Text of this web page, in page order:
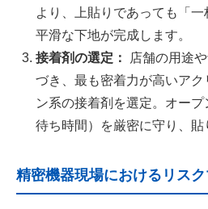
より、上貼りであっても「
平滑な下地が完成します。
接着剤の選定：
店舗の用途
づき、最も密着力が高いア
ン系の接着剤を選定。オー
待ち時間）を厳密に守り、貼
精密機器現場におけるリス